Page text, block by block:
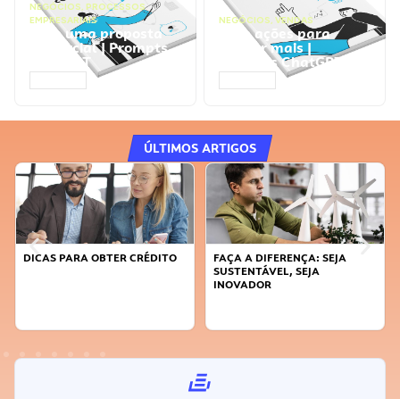
NEGÓCIOS, PROCESSOS
EMPRESARIAIS
Faça uma proposta
comercial | Prompts
ChatGPT
NEGÓCIOS, VENDAS
Faça ações para
vender mais |
Prompts ChatGPT
ÚLTIMOS ARTIGOS
DICAS PARA OBTER CRÉDITO
FAÇA A DIFERENÇA: SEJA
SUSTENTÁVEL, SEJA
INOVADOR